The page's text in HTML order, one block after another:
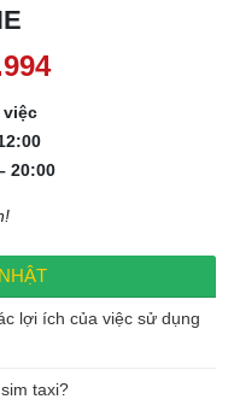
việc
20:00
lợi ích của việc sử dụng
taxi?